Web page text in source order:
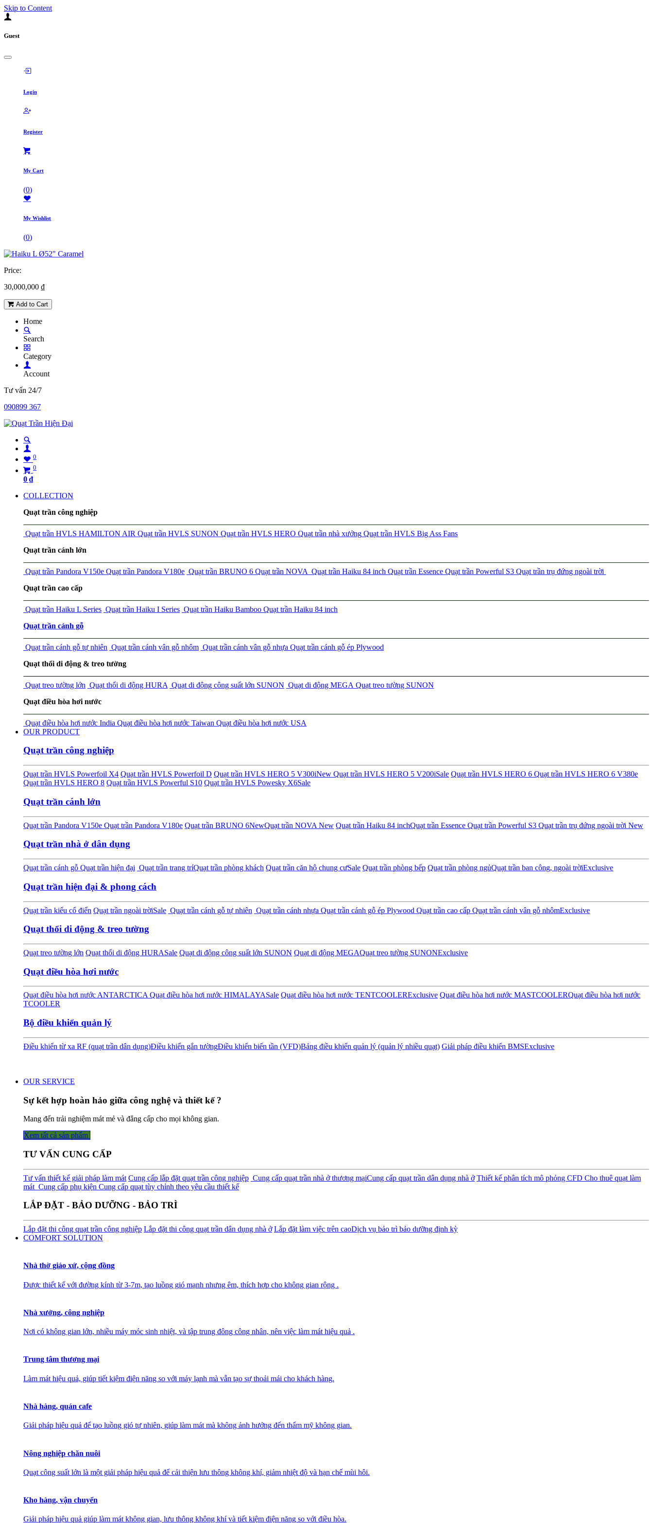
Skip to Content
Guest
Login
Register
My Cart
(0)
My Wishlist
(0)
Price:
30,000,000 ₫
Add to Cart
Home
Search
Category
Account
Tư vấn 24/7
090899 367
0
0
0 ₫
COLLECTION
Quạt trần công nghiệp
Quạt trần HVLS HAMILTON AIR Quạt trần HVLS SUNON Quạt trần HVLS HERO Quạt trần nhà xưởng Quạt trần HVLS Big Ass Fans
Quạt trần cánh lớn
Quạt trần Pandora V150e Quạt trần Pandora V180e Quạt trần BRUNO 6 Quạt trần NOVA Quạt trần Haiku 84 inch Quạt trần Essence Quạt trần Powerful S3 Quạt trần trụ đứng ngoài trời
Quạt trần cao cấp
Quạt trần Haiku L Series Quạt trần Haiku I Series Quạt trần Haiku Bamboo Quạt trần Haiku 84 inch
Quạt trần cánh gỗ
Quạt trần cánh gỗ tự nhiên Quạt trần cánh vân gỗ nhôm Quạt trần cánh vân gỗ nhựa Quạt trần cánh gỗ ép Plywood
Quạt thổi di động & treo tường
Quạt treo tường lớn Quạt thổi di động HURA Quạt di động công suất lớn SUNON Quạt di động MEGA Quạt treo tường SUNON
Quạt điều hòa hơi nước
Quạt điều hòa hơi nước India Quạt điều hòa hơi nước Taiwan Quạt điều hòa hơi nước USA
OUR PRODUCT
Quạt trần công nghiệp
Quạt trần HVLS Powerfoil X4 Quạt trần HVLS Powerfoil D Quạt trần HVLS HERO 5 V300iNew Quạt trần HVLS HERO 5 V200iSale Quạt trần HVLS HERO 6 Quạt trần HVLS HERO 6 V380e
Quạt trần HVLS HERO 8 Quạt trần HVLS Powerful S10 Quạt trần HVLS Powesky X6Sale
Quạt trần cánh lớn
Quạt trần Pandora V150e Quạt trần Pandora V180e Quạt trần BRUNO 6NewQuạt trần NOVA New Quạt trần Haiku 84 inchQuạt trần Essence Quạt trần Powerful S3 Quạt trần trụ đứng ngoài trời New
Quạt trần nhà ở dân dụng
Quạt trần cánh gỗ Quạt trần hiện đại Quạt trần trang tríQuạt trần phòng khách Quạt trần căn hộ chung cưSale Quạt trần phòng bếp Quạt trần phòng ngủQuạt trần ban công, ngoài trờiExclusive
Quạt trần hiện đại & phong cách
Quạt trần kiểu cổ điển Quạt trần ngoài trờiSale Quạt trần cánh gỗ tự nhiên Quạt trần cánh nhựa Quạt trần cánh gỗ ép Plywood Quạt trần cao cấp Quạt trần cánh vân gỗ nhômExclusive
Quạt thổi di động & treo tường
Quạt treo tường lớn Quạt thổi di động HURASale Quạt di động công suất lớn SUNON Quạt di động MEGAQuạt treo tường SUNONExclusive
Quạt điều hòa hơi nước
Quạt điều hòa hơi nước ANTARCTICA Quạt điều hòa hơi nước HIMALAYASale Quạt điều hòa hơi nước TENTCOOLERExclusive Quạt điều hòa hơi nước MASTCOOLERQuạt điều hòa hơi nước
TCOOLER
Bộ điều khiển quản lý
Điều khiển từ xa RF (quạt trần dân dụng)Điều khiển gắn tườngĐiều khiển biến tần (VFD)Bảng điều khiển quản lý (quản lý nhiều quạt) Giải pháp điều khiển BMSExclusive
OUR SERVICE
Sự kết hợp hoàn hảo giữa công nghệ và thiết kế ?
Mang đến trải nghiệm mát mẻ và đẳng cấp cho mọi không gian.
Xem tất cả sản phẩm
TƯ VẤN CUNG CẤP
Tư vấn thiết kế giải pháp làm mát Cung cấp lắp đặt quạt trần công nghiệp Cung cấp quạt trần nhà ở thương mạiCung cấp quạt trần dân dụng nhà ở Thiết kế phân tích mô phỏng CFD Cho thuê quạt làm
mát Cung cấp phụ kiện Cung cấp quạt tùy chỉnh theo yêu cầu thiết kế
LẮP ĐẶT - BẢO DƯỠNG - BẢO TRÌ
Lắp đặt thi công quạt trần công nghiệp Lắp đặt thi công quạt trần dân dụng nhà ở Lắp đặt làm việc trên caoDịch vụ bảo trì bảo dưỡng định kỳ
COMFORT SOLUTION
Nhà thờ giáo xứ, cộng đồng
Được thiết kế với đường kính từ 3-7m, tạo luồng gió mạnh nhưng êm, thích hợp cho không gian rộng .
Nhà xưởng, công nghiệp
Nơi có không gian lớn, nhiều máy móc sinh nhiệt, và tập trung đông công nhân, nên việc làm mát hiệu quả .
Trung tâm thương mại
Làm mát hiệu quả, giúp tiết kiệm điện năng so với máy lạnh mà vẫn tạo sự thoải mái cho khách hàng.
Nhà hàng, quán cafe
Giải pháp hiệu quả để tạo luồng gió tự nhiên, giúp làm mát mà không ảnh hưởng đến thẩm mỹ không gian.
Nông nghiệp chăn nuôi
Quạt công suất lớn là một giải pháp hiệu quả để cải thiện lưu thông không khí, giảm nhiệt độ và hạn chế mùi hôi.
Kho hàng, vận chuyển
Giải pháp hiệu quả giúp làm mát không gian, lưu thông không khí và tiết kiệm điện năng so với điều hòa.